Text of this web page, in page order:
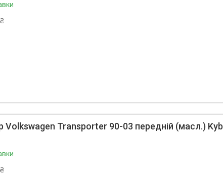
Volkswagen Transporter 90-03 передній (масл.) Kyb